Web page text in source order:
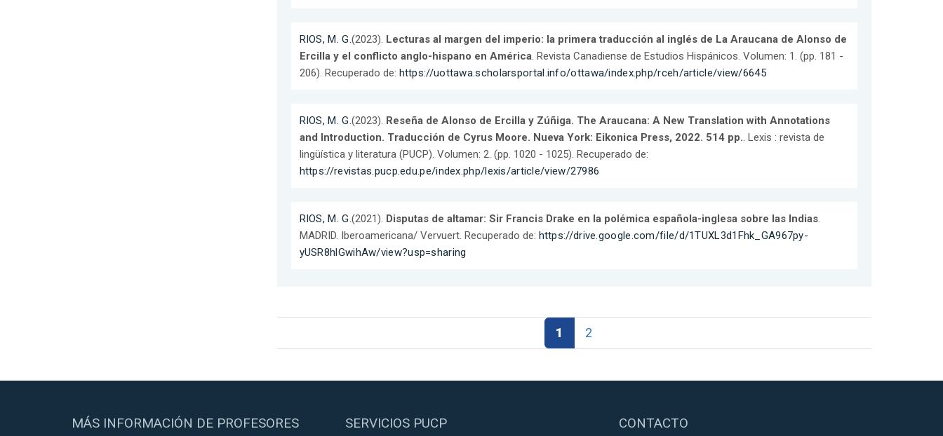
RIOS, M. G.(2023). Lecturas al margen del imperio: la primera traducción al inglés de La Araucana de Alonso de
Ercilla y el conflicto anglo-hispano en América. Revista Canadiense de Estudios Hispánicos. Volumen: 1. (pp. 181 -
206). Recuperado de: https://uottawa.scholarsportal.info/ottawa/index.php/rceh/article/view/6645
RIOS, M. G.(2023). Reseña de Alonso de Ercilla y Zúñiga. The Araucana: A New Translation with Annotations
and Introduction. Traducción de Cyrus Moore. Nueva York: Eikonica Press, 2022. 514 pp.. Lexis : revista de
lingüística y literatura (PUCP). Volumen: 2. (pp. 1020 - 1025). Recuperado de:
https://revistas.pucp.edu.pe/index.php/lexis/article/view/27986
RIOS, M. G.(2021). Disputas de altamar: Sir Francis Drake en la polémica española-inglesa sobre las Indias.
MADRID. Iberoamericana/ Vervuert. Recuperado de: https://drive.google.com/file/d/1TUXL3d1Fhk_GA967py-
yUSR8hlGwihAw/view?usp=sharing
1 2
MÁS INFORMACIÓN DE PROFESORES
SERVICIOS PUCP CONTACTO